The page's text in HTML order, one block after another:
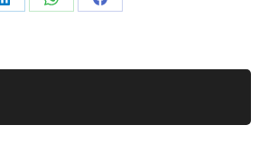
Share
Share
Share